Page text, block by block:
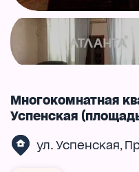
Многокомнатная
Успенская
ул. Успенская,